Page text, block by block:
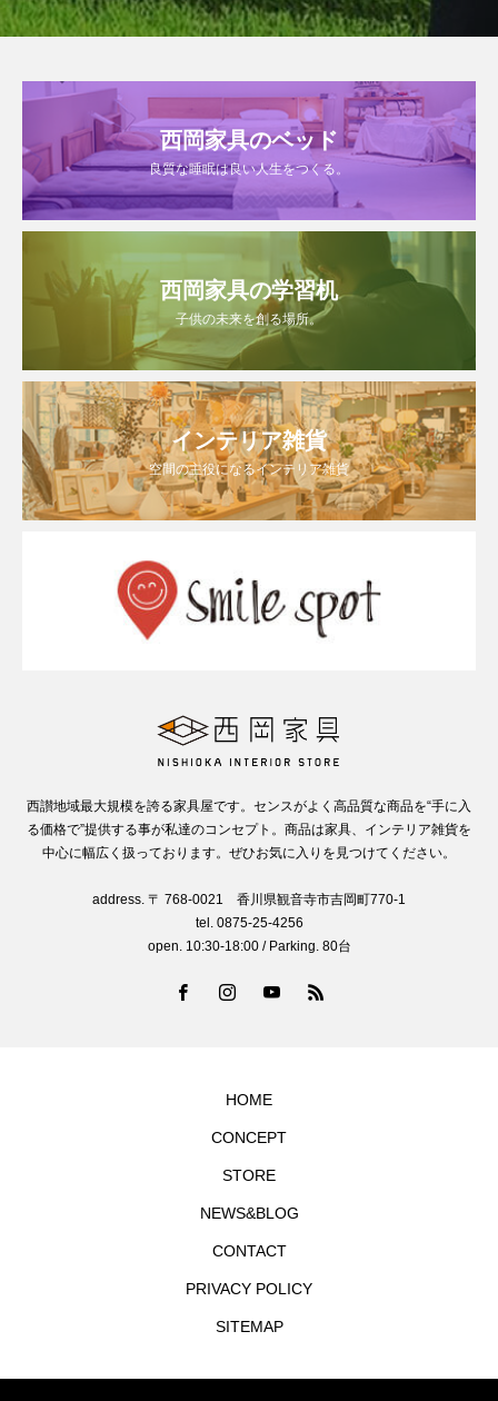
西岡家具のベッド
良質な睡眠は良い人生をつくる。
西岡家具の学習机
子供の未来を創る場所。
インテリア雑貨
空間の主役になるインテリア雑貨
西讃地域最大規模を誇る家具屋です。センスがよく高品質な商品を“手に入
る価格で”提供する事が私達のコンセプト。商品は家具、インテリア雑貨を
中心に幅広く扱っております。ぜひお気に入りを見つけてください。
address. 〒 768-0021 香川県観音寺市吉岡町770-1
tel. 0875-25-4256
open. 10:30-18:00 / Parking. 80台
HOME
CONCEPT
STORE
NEWS&BLOG
CONTACT
PRIVACY POLICY
SITEMAP